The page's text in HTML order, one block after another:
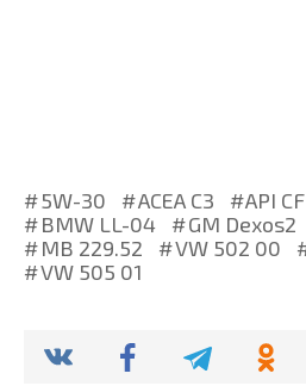
5W-30 ACEA C3 API CF
BMW LL-04
GM Dexos2
MB 229.52
VW 502 00
VW 505 01